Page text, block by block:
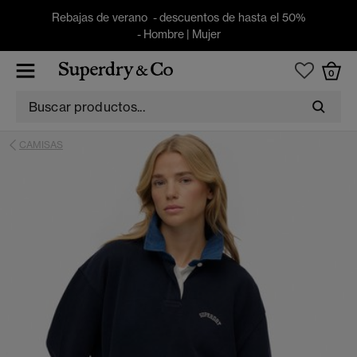
Rebajas de verano - descuentos de hasta el 50%
- Hombre| Mujer
0
CAMISAS